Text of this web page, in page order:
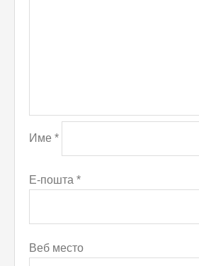
Име *
Е-пошта *
Веб место